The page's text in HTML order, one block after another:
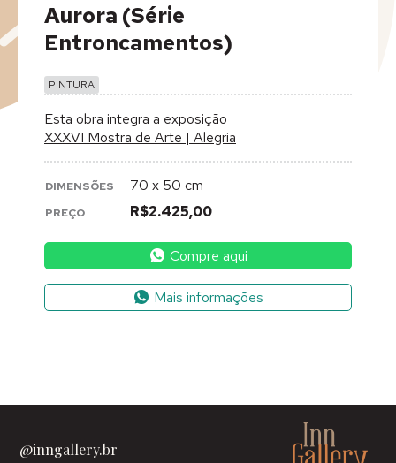
Aurora (Série
Entroncamentos)
PINTURA
Esta obra integra a exposição
XXXVI Mostra de Arte | Alegria
DIMENSÕES 70 x 50 cm
PREÇO R$2.425,00
Compre aqui
Mais informações
@inngallery.br